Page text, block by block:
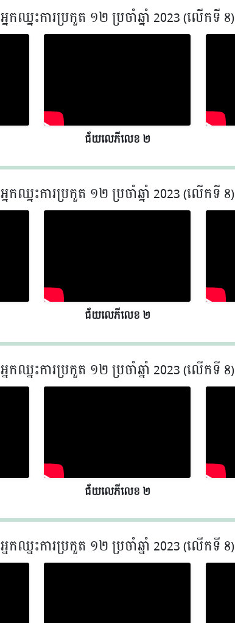
អ្នកឈ្នះការប្រកួត ១២ ប្រចាំឆ្នាំ 2023 (លើកទី 8)
ជ័យលេភីលេខ​​ ២
អ្នកឈ្នះការប្រកួត ១២ ប្រចាំឆ្នាំ 2023 (លើកទី 8)
ជ័យលេភីលេខ​​ ២
អ្នកឈ្នះការប្រកួត ១២ ប្រចាំឆ្នាំ 2023 (លើកទី 8)
ជ័យលេភីលេខ​​ ២
អ្នកឈ្នះការប្រកួត ១២ ប្រចាំឆ្នាំ 2023 (លើកទី 8)